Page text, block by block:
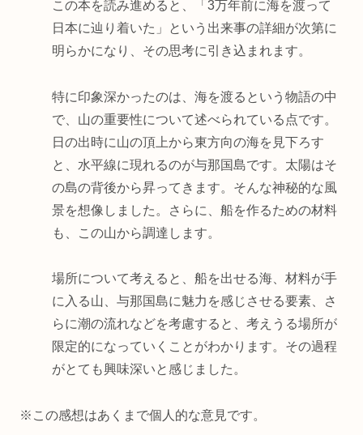
この本を読み進めると、「3万年前に海を渡って
日本に辿り着いた」という出来事の詳細が次第に
明らかになり、その思考に引き込まれます。
特に印象深かったのは、海を渡るという物語の中
で、山の重要性について述べられている点です。
日の出時に山の頂上から東方向の海を見下ろす
と、水平線に現れるのが与那国島です。太陽はそ
の島の背後から昇ってきます。そんな神秘的な風
景を想像しました。さらに、船を作るための材料
も、この山から調達します。
場所について考えると、船を出せる海、材料が手
に入る山、与那国島に魅力を感じさせる要素、さ
らに潮の流れなどを考慮すると、考えうる場所が
限定的になっていくことがわかります。その過程
がとても興味深いと感じました。
※この感想はあくまで個人的な意見です。